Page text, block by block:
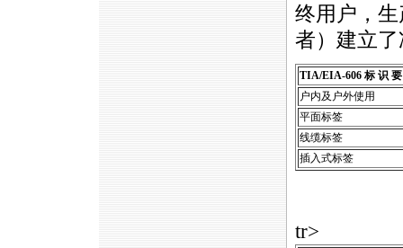
终用户，
者）建立
TIA/EIA-606 标 识
户内及户外使用
平面标签
线缆标签
插入式标签
tr>